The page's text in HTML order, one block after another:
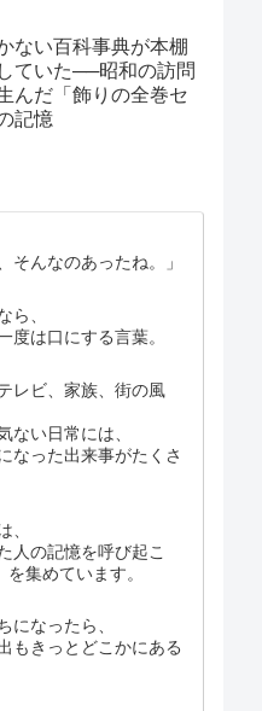
ない百科事典が本棚
ていた──昭和の訪問
んだ「飾りの全巻セ
記憶
そんなのあったね。」
ら、
度は口にする言葉。
レビ、家族、街の風
ない日常には、
なった出来事がたくさ
、
人の記憶を呼び起こ
を集めています。
になったら、
もきっとどこかにある